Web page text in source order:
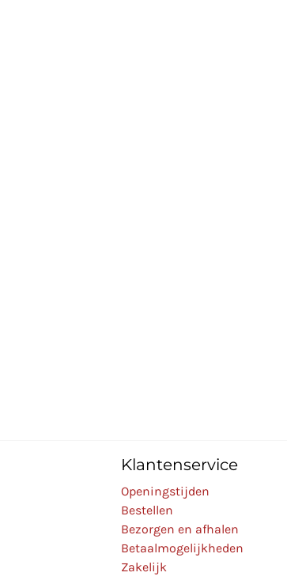
Klantenservice
Openingstijden
Bestellen
Bezorgen en afhalen
Betaalmogelijkheden
Zakelijk